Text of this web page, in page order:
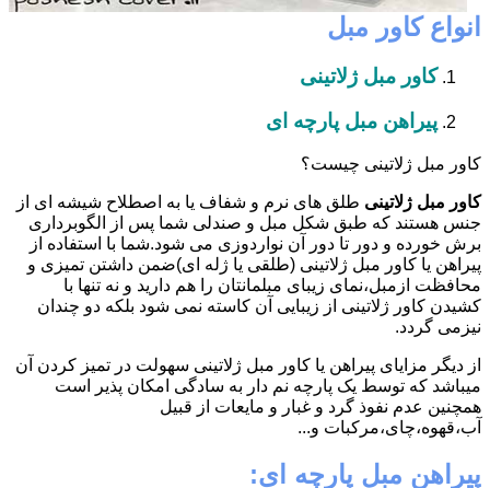
انواع کاور مبل
کاور مبل ژلاتینی
پیراهن مبل پارچه ای
کاور مبل ژلاتینی چیست؟
کاور مبل ژلاتینی طلق های نرم و شفاف یا به اصطلاح شیشه ای از
جنس هستند که طبق شکل مبل و صندلی شما پس از الگوبرداری
برش خورده و دور تا دور آن نواردوزی می شود.شما با استفاده از
پیراهن یا کاور مبل ژلاتینی (طلقی یا ژله ای)ضمن داشتن تمیزی و
محافظت ازمبل،نمای زیبای مبلمانتان را هم دارید و نه تنها با
کشیدن کاور ژلاتینی از زیبایی آن کاسته نمی شود بلکه دو چندان
نیزمی گردد.
از دیگر مزایای پیراهن یا کاور مبل ژلاتینی سهولت در تمیز کردن آن
میباشد که توسط یک پارچه نم دار به سادگی امکان پذیر است
همچنین عدم نفوذ گرد و غبار و مایعات از قبیل
آب،قهوه،چای،مرکبات و...
پیراهن مبل پارچه ای: